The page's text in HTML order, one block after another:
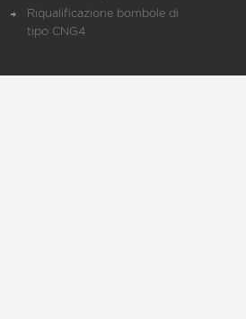
Riqualificazione bombole di
tipo CNG4